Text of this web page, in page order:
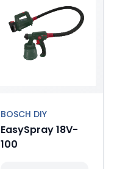
BOSCH DIY
EasySpray 18V-
100